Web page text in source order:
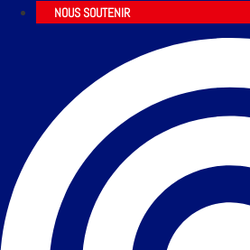
NOUS SOUTENIR